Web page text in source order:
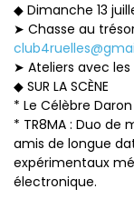
◆ Dimanche 13
➤ Chasse au
➤ Ateliers avec les
◆ SUR LA SCÈNE
* Le Célèbre
* TR8MA : Duo
amis de longue
expérimentaux
électronique.